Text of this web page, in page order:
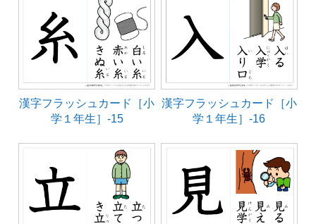
漢字フラッシュカード［小
学１年生］-15
漢字フラッシュカード［小
学１年生］-16